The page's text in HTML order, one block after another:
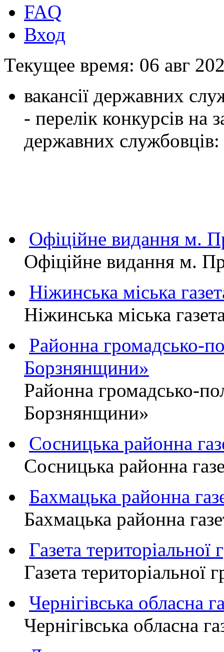
FAQ
Вход
Текущее время: 06 авг
вакансії державних
- перелік конкурсів на
державних службовців:
Офіційне видання
Офіційне видання м.
Ніжинська міська
Ніжинська міська
Районна громадсько-
Борзнянщини»
Районна громадсько-
Борзнянщини»
Сосницька районна
Сосницька районна
Бахмацька районна
Бахмацька районна
Газета
Газета
Чернігівська обласна
Чернігівська обласна